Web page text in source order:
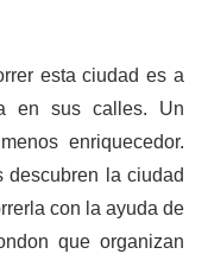
esta ciudad es a
en sus calles. Un
enriquecedor.
descubren la ciudad
con la ayuda de
que organizan